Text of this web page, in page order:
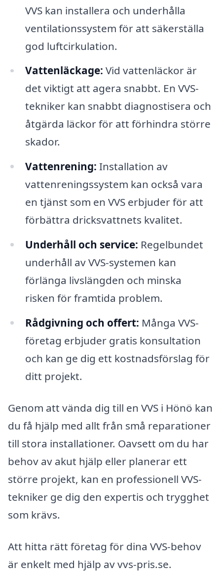
VVS kan installera och underhålla
ventilationssystem för att säkerställa
god luftcirkulation.
Vattenläckage: Vid vattenläckor är
det viktigt att agera snabbt. En VVS-
tekniker kan snabbt diagnostisera och
åtgärda läckor för att förhindra större
skador.
Vattenrening: Installation av
vattenreningssystem kan också vara
en tjänst som en VVS erbjuder för att
förbättra dricksvattnets kvalitet.
Underhåll och service: Regelbundet
underhåll av VVS-systemen kan
förlänga livslängden och minska
risken för framtida problem.
Rådgivning och offert: Många VVS-
företag erbjuder gratis konsultation
och kan ge dig ett kostnadsförslag för
ditt projekt.
Genom att vända dig till en VVS i Hönö kan
du få hjälp med allt från små reparationer
till stora installationer. Oavsett om du har
behov av akut hjälp eller planerar ett
större projekt, kan en professionell VVS-
tekniker ge dig den expertis och trygghet
som krävs.
Att hitta rätt företag för dina VVS-behov
är enkelt med hjälp av vvs-pris.se.